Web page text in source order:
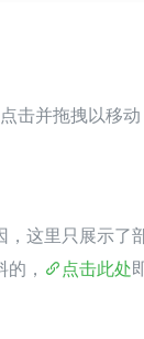
点击并拖拽以移动
这里只展示了
，
点击此处